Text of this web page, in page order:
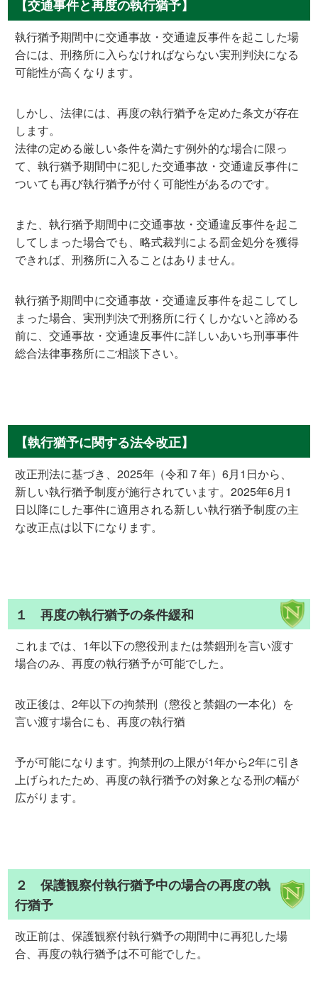
【交通事件と再度の執行猶予】
執行猶予期間中に交通事故・交通違反事件を起こした場
合には、刑務所に入らなければならない実刑判決になる
可能性が高くなります。
しかし、法律には、再度の執行猶予を定めた条文が存在
します。
法律の定める厳しい条件を満たす例外的な場合に限っ
て、執行猶予期間中に犯した交通事故・交通違反事件に
ついても再び執行猶予が付く可能性があるのです。
また、執行猶予期間中に交通事故・交通違反事件を起こ
してしまった場合でも、略式裁判による罰金処分を獲得
できれば、刑務所に入ることはありません。
執行猶予期間中に交通事故・交通違反事件を起こしてし
まった場合、実刑判決で刑務所に行くしかないと諦める
前に、交通事故・交通違反事件に詳しいあいち刑事事件
総合法律事務所にご相談下さい。
【執行猶予に関する法令改正】
改正刑法に基づき、2025年（令和７年）6月1日から、
新しい執行猶予制度が施行されています。2025年6月1
日以降にした事件に適用される新しい執行猶予制度の主
な改正点は以下になります。
１ 再度の執行猶予の条件緩和
これまでは、1年以下の懲役刑または禁錮刑を言い渡す
場合のみ、再度の執行猶予が可能でした。
改正後は、2年以下の拘禁刑（懲役と禁錮の一本化）を
言い渡す場合にも、再度の執行猶
予が可能になります。拘禁刑の上限が1年から2年に引き
上げられたため、再度の執行猶予の対象となる刑の幅が
広がります。
２ 保護観察付執行猶予中の場合の再度の執
行猶予
改正前は、保護観察付執行猶予の期間中に再犯した場
合、再度の執行猶予は不可能でした。